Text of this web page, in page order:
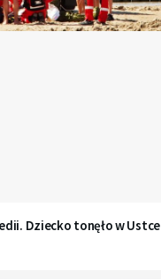
Dziecko tonęło w Ustce